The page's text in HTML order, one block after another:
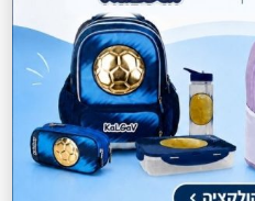
סט מזוודות Marco Polo
Astro
₪669.00
מחיר מקורי